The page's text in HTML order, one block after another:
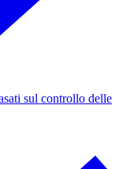
sul controllo delle